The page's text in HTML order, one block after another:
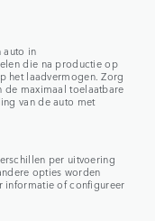
auto in
die na productie op
het laadvermogen. Zorg
maximaal toelaatbare
van de auto met
per uitvoering
opties worden
informatie of configureer